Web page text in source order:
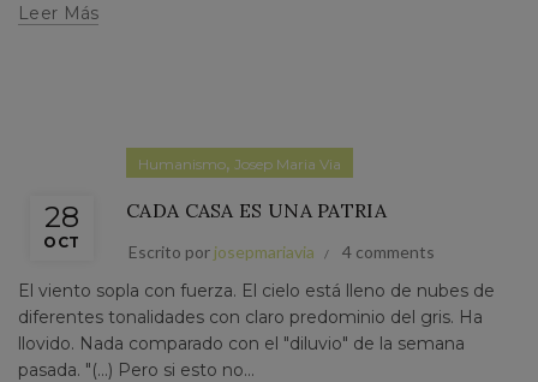
Leer Más
28
OCT
Humanismo, Josep Maria Via
CADA CASA ES UNA PATRIA
Escrito por josepmariavia 4 comments
El viento sopla con fuerza. El cielo está lleno de nubes de
diferentes tonalidades con claro predominio del gris. Ha
llovido. Nada comparado con el "diluvio" de la semana
pasada. "(...) Pero si esto no...